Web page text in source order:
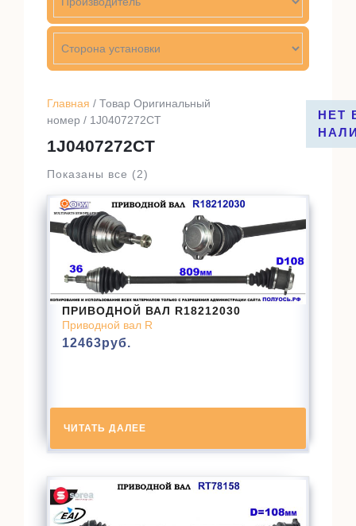
Главная / Товар Оригинальный
номер / 1J0407272CT
1J0407272CT
Показаны все (2)
НЕТ
ПРИВОДНОЙ ВАЛ R18212030
Приводной вал R
12463руб.
ЧИТАТЬ ДАЛЕЕ